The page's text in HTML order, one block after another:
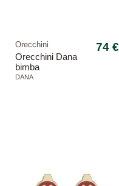
Orecchini
Orecchini Dana
bimba
ORBFC41OG
DANA
74 €